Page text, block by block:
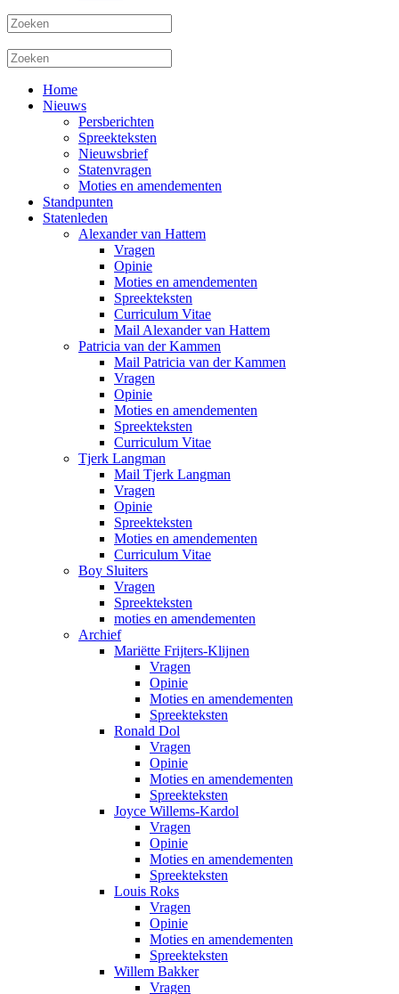
Home
Nieuws
Persberichten
Spreekteksten
Nieuwsbrief
Statenvragen
Moties en amendementen
Standpunten
Statenleden
Alexander van Hattem
Vragen
Opinie
Moties en amendementen
Spreekteksten
Curriculum Vitae
Mail Alexander van Hattem
Patricia van der Kammen
Mail Patricia van der Kammen
Vragen
Opinie
Moties en amendementen
Spreekteksten
Curriculum Vitae
Tjerk Langman
Mail Tjerk Langman
Vragen
Opinie
Spreekteksten
Moties en amendementen
Curriculum Vitae
Boy Sluiters
Vragen
Spreekteksten
moties en amendementen
Archief
Mariëtte Frijters-Klijnen
Vragen
Opinie
Moties en amendementen
Spreekteksten
Ronald Dol
Vragen
Opinie
Moties en amendementen
Spreekteksten
Joyce Willems-Kardol
Vragen
Opinie
Moties en amendementen
Spreekteksten
Louis Roks
Vragen
Opinie
Moties en amendementen
Spreekteksten
Willem Bakker
Vragen